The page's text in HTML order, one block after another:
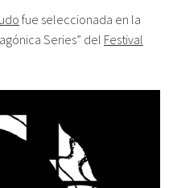
fue seleccionada en la
Series” del Festival